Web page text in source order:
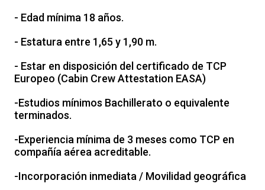
- Edad mínima 18 años.
- Estatura entre 1,65 y 1,90 m.
- Estar en disposición del certificado de TCP
Europeo (Cabin Crew Attestation EASA)
-Estudios mínimos Bachillerato o equivalente
terminados.
-Experiencia mínima de 3 meses como TCP en
compañía aérea acreditable.
-Incorporación inmediata / Movilidad geográfica